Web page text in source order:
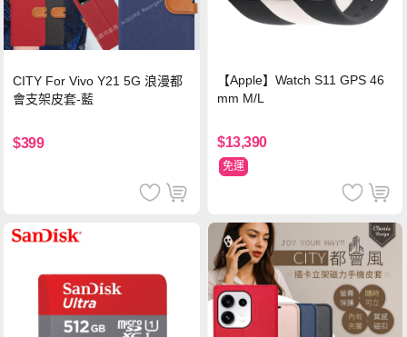
CITY For Vivo Y21 5G 浪漫都
會支架皮套-藍
$399
【Apple】Watch S11 GPS 46
mm M/L
$13,390
免運